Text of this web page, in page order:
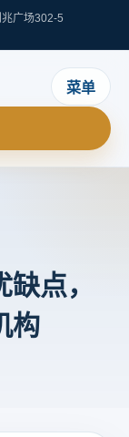
广场302-5
菜单
点，
构